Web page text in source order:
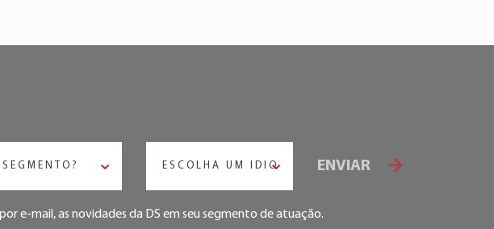
ESCOLHA UM IDIOMA ENVIAR
e-mail, as novidades da DS em seu segmento de atuação.